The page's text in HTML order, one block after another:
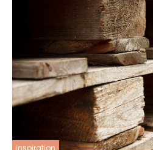
inspiration